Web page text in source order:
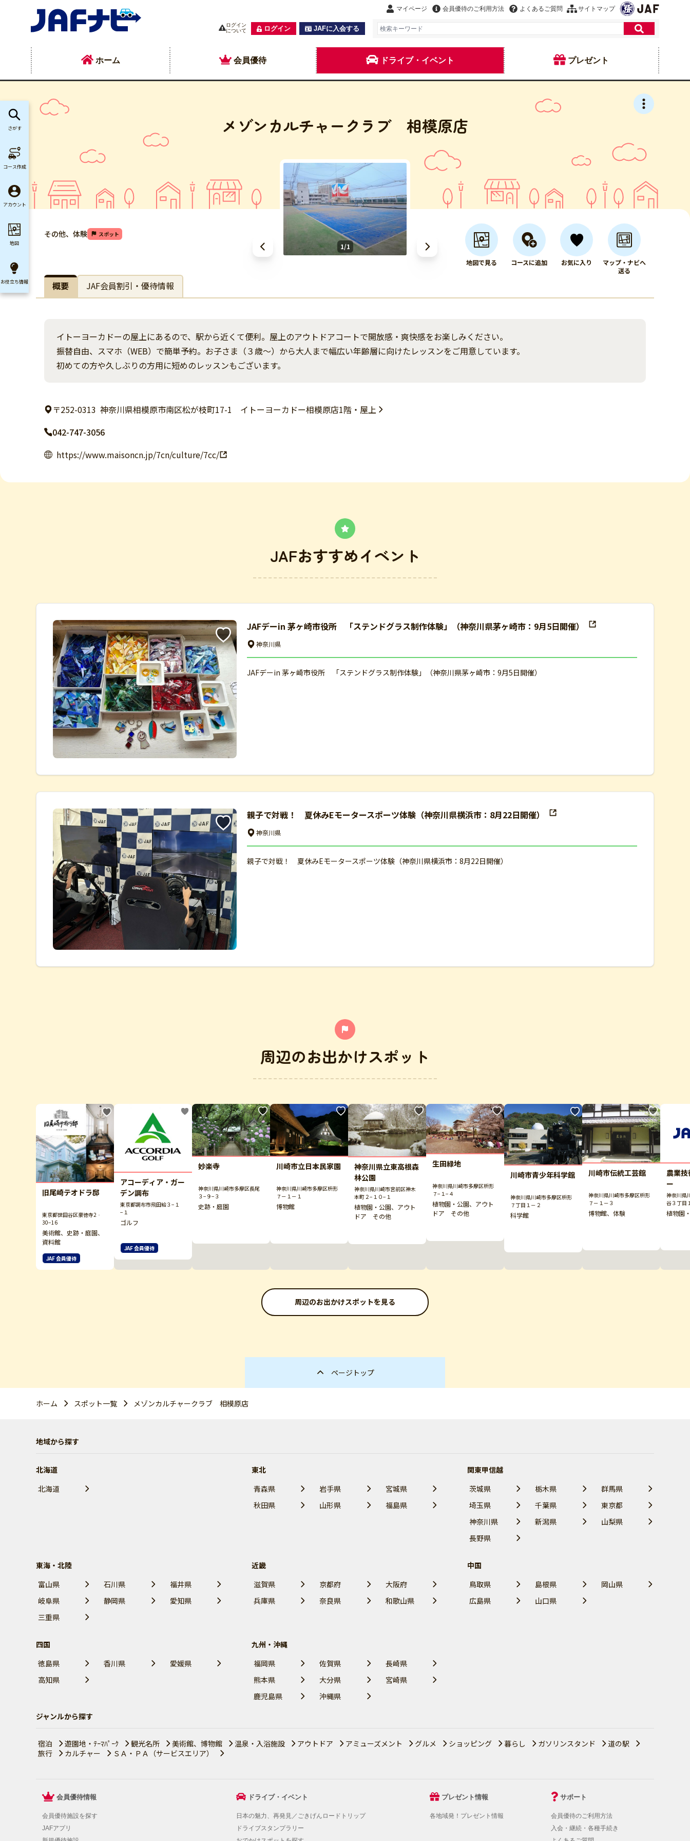
マイページ 会員優待のご利用方法 よくあるご質問 サイトマップ
ログイン
について
ログイン JAFに入会する
ホーム 会員優待 ドライブ・イベント プレゼント
メゾンカルチャークラブ 相模原店
1/1
その他、体験 スポット
地図で見る コースに追加 お気に入り
マップ・ナビへ
送る
概要 JAF会員割引・優待情報
イトーヨーカドーの屋上にあるので、駅から近くて便利。屋上のアウトドアコートで開放感・爽快感をお楽しみください。
振替自由、スマホ（WEB）で簡単予約。お子さま（３歳～）から大人まで幅広い年齢層に向けたレッスンをご用意しています。
初めての方や久しぶりの方用に短めのレッスンもございます。
〒252-0313 神奈川県相模原市南区松が枝町17-1 イトーヨーカドー相模原店1階・屋上
042-747-3056
https://www.maisoncn.jp/7cn/culture/7cc/
JAFおすすめイベント
JAFデーin 茅ヶ崎市役所 「ステンドグラス制作体験」（神奈川県茅ヶ崎市：9月5日開催）
神奈川県
JAFデーin 茅ヶ崎市役所 「ステンドグラス制作体験」（神奈川県茅ヶ崎市：9月5日開催）
親子で対戦！ 夏休みEモータースポーツ体験（神奈川県横浜市：8月22日開催）
神奈川県
親子で対戦！ 夏休みEモータースポーツ体験（神奈川県横浜市：8月22日開催）
周辺のお出かけスポット
旧尾崎テオドラ邸
東京都世田谷区豪徳寺2‐
30−16
美術館、史跡・庭園、
資料館
JAF 会員優待
アコーディア・ガー
デン調布
東京都調布市飛田給３−１
−１
ゴルフ
JAF 会員優待
妙楽寺
神奈川県川崎市多摩区長尾
３−９−３
史跡・庭園
川崎市立日本民家園
神奈川県川崎市多摩区枡形
７－１－１
博物館
神奈川県立東高根森
林公園
神奈川県川崎市宮前区神木
本町２−１０−１
植物園・公園、アウト
ドア その他
生田緑地
神奈川県川崎市多摩区枡形
７−１−４
植物園・公園、アウト
ドア その他
川崎市青少年科学館
神奈川県川崎市多摩区枡形
７丁目１－２
科学館
川崎市伝統工芸館
神奈川県川崎市多摩区枡形
７－１－３
博物館、体験
農業
ー
神奈川県
谷３丁目
植物園
周辺のお出かけスポットを見る
ページトップ
ホーム スポット一覧 メゾンカルチャークラブ 相模原店
地域から探す
北海道
北海道
東北
青森県
岩手県
宮城県
秋田県
山形県 福島県
関東甲信越
茨城県
栃木県
群馬県
埼玉県
千葉県
東京都
神奈川県
新潟県
山梨県
長野県
東海・北陸
富山県
石川県
福井県
岐阜県
静岡県
愛知県
三重県
近畿
滋賀県
京都府
大阪府
兵庫県
奈良県 和歌山県
中国
鳥取県
島根県
岡山県
広島県
山口県
四国
徳島県
香川県
愛媛県
高知県
九州・沖縄
福岡県
佐賀県
長崎県
熊本県
大分県
宮崎県
鹿児島県
沖縄県
ジャンルから探す
宿泊 遊園地・ﾃｰﾏﾊﾟｰｸ 観光名所 美術館、博物館 温泉・入浴施設 アウトドア アミューズメント グルメ ショッピング 暮らし ガソリンスタンド
道の駅
旅行
カルチャー ＳＡ・ＰＡ（サービスエリア）
会員優待情報
会員優待施設を探す
JAFアプリ
ドライブ・イベント
日本の魅力、再発見／ごきげんロードトリップ
ドライブスタンプラリー
プレゼント情報
各地域発！プレゼント情報
サポート
会員優待のご利用方法
入会・継続・各種手続き
さがす
コース作成
アカウント
地図
お役立ち情報